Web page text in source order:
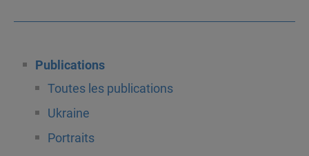
Publications
Toutes les publications
Ukraine
Portraits